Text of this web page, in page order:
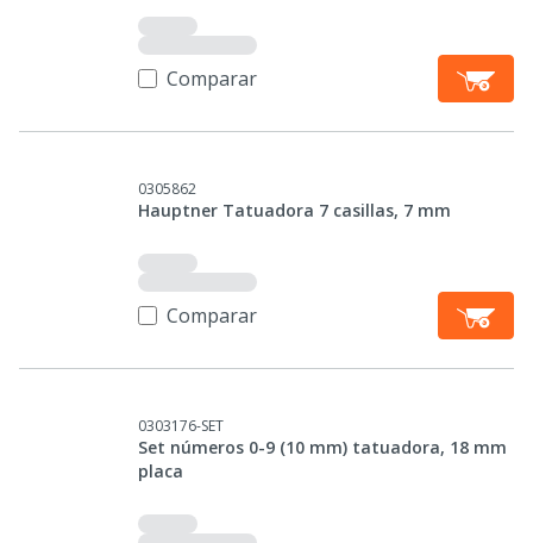
Comparar
0305862
Hauptner Tatuadora 7 casillas, 7 mm
Comparar
0303176-SET
Set números 0-9 (10 mm) tatuadora, 18 mm
placa